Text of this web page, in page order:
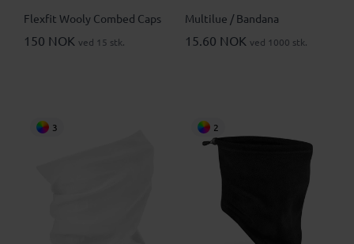
Flexfit Wooly Combed Caps
150 NOK ved 15 stk.
Multilue / Bandana
15.60 NOK ved 1000 stk.
3 2